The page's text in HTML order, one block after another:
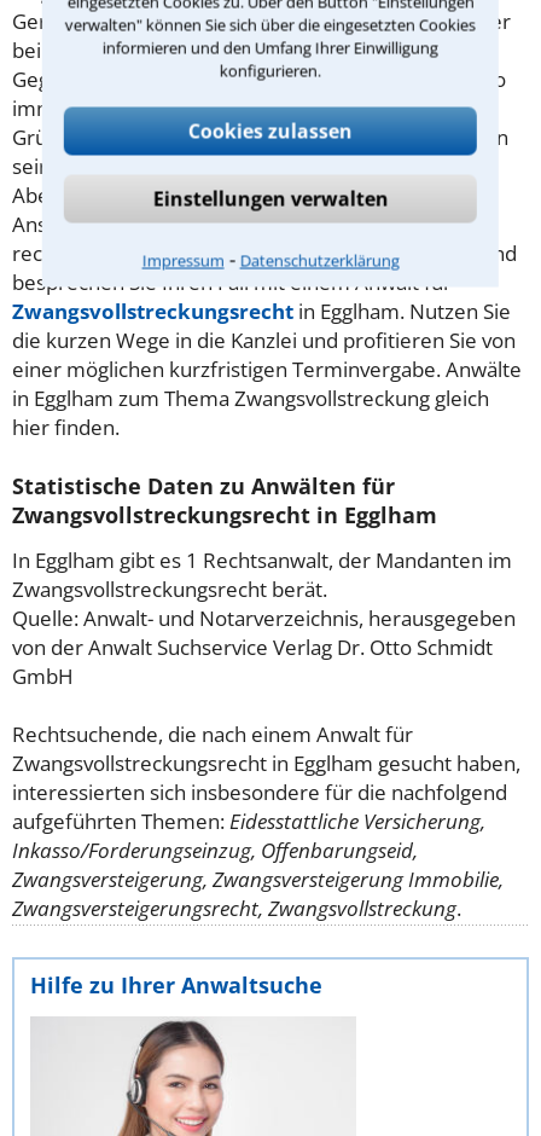
verwalten" können Sie sich über die eingesetzten Cookies
informieren und den Umfang Ihrer Einwilligung
konfigurieren.
Cookies zulassen
Einstellungen verwalten
Impressum ⁃ Datenschutzerklärung
Gerichtsvollzieher, sammelt im Auftrag der Gläubiger
beim Schuldner Geld, Lohn oder bewegliche
Gegenstände ein. Der Zwangsvollstreckung geht also
immer ein Schuldverhältnis voraus: Aus welchen
Gründen auch immer kann oder möchte eine Person
seinen Verpflichtungen nicht (mehr) nachkommen.
Aber nicht immer ist die Durchsetzung von
Ansprüchen mittels einer Zwangsvollstreckung
rechtens. Holen Sie sich fachkundige Hilfe am Ort und
besprechen Sie Ihren Fall mit einem Anwalt für
Zwangsvollstreckungsrecht in Egglham. Nutzen Sie
die kurzen Wege in die Kanzlei und profitieren Sie von
einer möglichen kurzfristigen Terminvergabe. Anwälte
in Egglham zum Thema Zwangsvollstreckung gleich
hier finden.
Statistische Daten zu Anwälten für
Zwangsvollstreckungsrecht in Egglham
In Egglham gibt es 1 Rechtsanwalt, der Mandanten im
Zwangsvollstreckungsrecht berät.
Quelle: Anwalt- und Notarverzeichnis, herausgegeben
von der Anwalt Suchservice Verlag Dr. Otto Schmidt
GmbH
Rechtsuchende, die nach einem Anwalt für
Zwangsvollstreckungsrecht in Egglham gesucht haben,
interessierten sich insbesondere für die nachfolgend
aufgeführten Themen:Eidesstattliche Versicherung,
Inkasso/Forderungseinzug, Offenbarungseid,
Zwangsversteigerung, Zwangsversteigerung Immobilie,
Zwangsversteigerungsrecht, Zwangsvollstreckung.
Hilfe zu Ihrer Anwaltsuche